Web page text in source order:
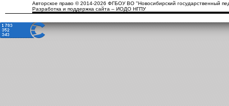
Авторское право © 2014-2026 ФГБОУ ВО "Новосибирский государственный
Разработка и поддержка сайта – ИОДО НГПУ